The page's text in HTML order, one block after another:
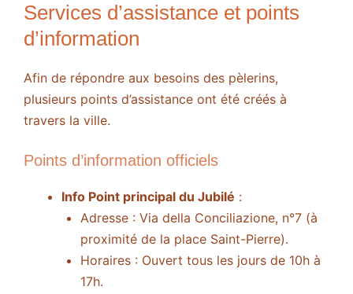
Services d’assistance et points
d’information
Afin de répondre aux besoins des pèlerins,
plusieurs points d’assistance ont été créés à
travers la ville.
Points d’information officiels
Info Point principal du Jubilé :
Adresse : Via della Conciliazione, n°7 (à
proximité de la place Saint-Pierre).
Horaires : Ouvert tous les jours de 10h à
17h.